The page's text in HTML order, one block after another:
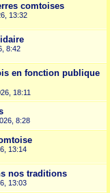
comtoises
13:32
8:42
en fonction publique
18:11
8:28
13:14
nos traditions
13:03